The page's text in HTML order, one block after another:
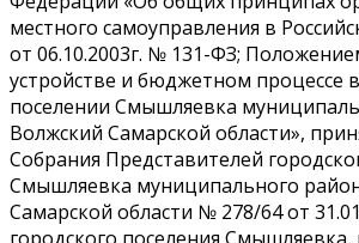
местного самоуправления в
от 06.10.2003г. № 131-ФЗ;
устройстве и бюджетном процессе
поселении Смышляевка
Волжский Самарской области»,
Собрания Представителей
Смышляевка муниципального
Самарской области № 278/64 от